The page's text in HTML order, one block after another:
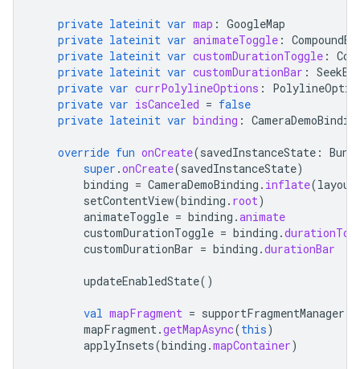
private lateinit var map : GoogleMap
private lateinit var animateToggle :
private lateinit var customDurationToggle :
private lateinit var customDurationBar :
private var currPolylineOptions :
private var isCanceled = false
private lateinit var binding :
override fun onCreate(savedInstanceState :
super .onCreate(savedInstanceState)
binding = CameraDemoBinding . inflate(
setContentView(binding . root)
animateToggle = binding .animate
customDurationToggle = binding .
customDurationBar = binding .durationBar
updateEnabledState()
val mapFragment = supportFragmentManager
mapFragment.getMapAsync(this)
applyInsets(binding .mapContainer)